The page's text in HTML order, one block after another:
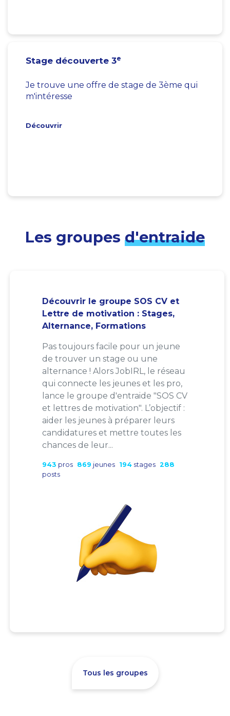
Stage découverte 3e
Je trouve une offre de stage de 3ème qui
m'intéresse
Découvrir
Les groupes d'entraide
Découvrir le groupe SOS CV et
Lettre de motivation : Stages,
Alternance, Formations
Pas toujours facile pour un jeune
de trouver un stage ou une
alternance ! Alors JobIRL, le réseau
qui connecte les jeunes et les pro,
lance le groupe d'entraide "SOS CV
et lettres de motivation". L’objectif :
aider les jeunes à préparer leurs
candidatures et mettre toutes les
chances de leur...
943 pros 869 jeunes 194 stages 288
posts
Tous les groupes